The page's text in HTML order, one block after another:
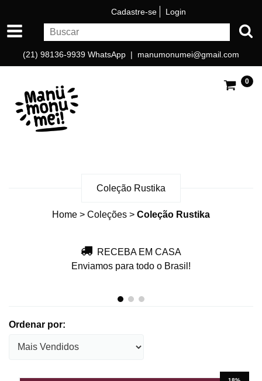
Cadastre-se Login
(21) 98136-9939 WhatsApp | manumonumei@gmail.com
0
Coleção Rustika
Home > Coleções > Coleção Rustika
RECEBA EM CASA
Enviamos para todo o Brasil!
Ordenar por: